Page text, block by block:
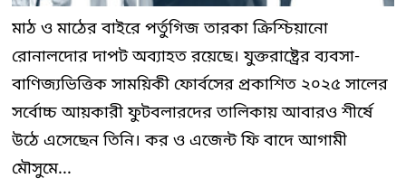
মাঠ ও মাঠের বাইরে পর্তুগিজ তারকা ক্রিশ্চিয়ানো
রোনালদোর দাপট অব্যাহত রয়েছে। যুক্তরাষ্ট্রের ব্যবসা-
বাণিজ্যভিত্তিক সাময়িকী ফোর্বসের প্রকাশিত ২০২৫ সালের
সর্বোচ্চ আয়কারী ফুটবলারদের তালিকায় আবারও শীর্ষে
উঠে এসেছেন তিনি। কর ও এজেন্ট ফি বাদে আগামী
মৌসুমে...